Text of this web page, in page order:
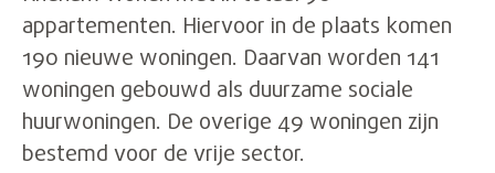
appartementen. Hiervoor in de plaats komen
190 nieuwe woningen. Daarvan worden 141
woningen gebouwd als duurzame sociale
huurwoningen. De overige 49 woningen zijn
bestemd voor de vrije sector.